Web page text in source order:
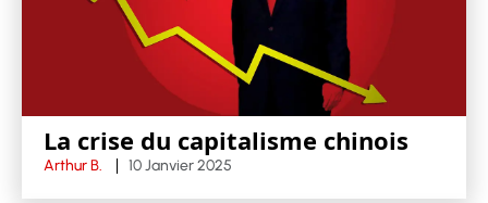
La crise du capitalisme chinois
Arthur B. 10 Janvier 2025